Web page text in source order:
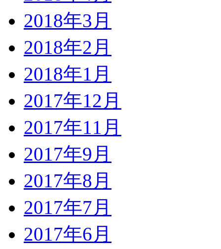
2018年3月
2018年2月
2018年1月
2017年12月
2017年11月
2017年9月
2017年8月
2017年7月
2017年6月